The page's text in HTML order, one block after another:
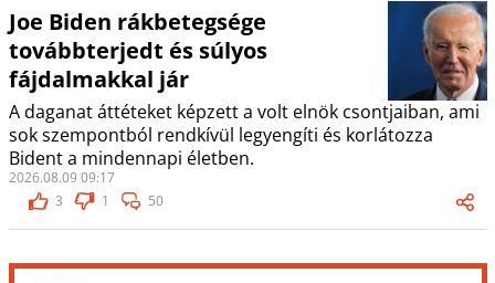
Joe Biden rákbetegsége
továbbterjedt és súlyos
fájdalmakkal jár
A daganat áttéteket képzett a volt elnök csontjaiban, ami
sok szempontból rendkívül legyengíti és korlátozza
Bident a mindennapi életben.
2026.08.09 09:17
3
1 50